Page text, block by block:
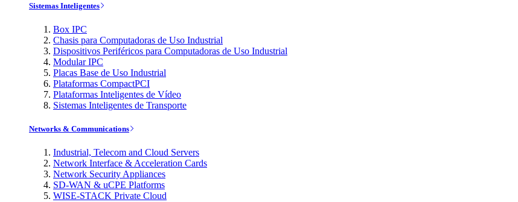
Sistemas Inteligentes
Box IPC
Chasis para Computadoras de Uso Industrial
Dispositivos Periféricos para Computadoras de Uso Industrial
Modular IPC
Placas Base de Uso Industrial
Plataformas CompactPCI
Plataformas Inteligentes de Vídeo
Sistemas Inteligentes de Transporte
Networks & Communications
Industrial, Telecom and Cloud Servers
Network Interface & Acceleration Cards
Network Security Appliances
SD-WAN & uCPE Platforms
WISE-STACK Private Cloud